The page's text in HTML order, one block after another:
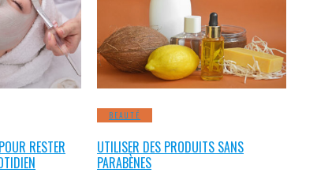
RESTER
BEAUTÉ
UTILISER DES PRODUITS SANS
PARABÈNES